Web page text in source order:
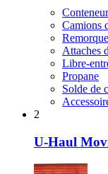
Camions
Attaches
Libre-
Propane
Solde de
2
U-Haul